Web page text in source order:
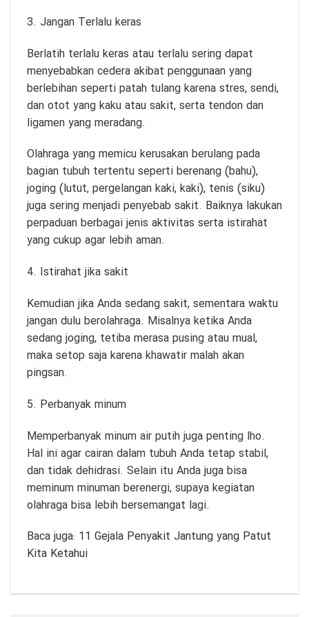
3. Jangan Terlalu keras
Berlatih terlalu keras atau terlalu sering dapat
menyebabkan cedera akibat penggunaan yang
berlebihan seperti patah tulang karena stres, sendi,
dan otot yang kaku atau sakit, serta tendon dan
ligamen yang meradang.
Olahraga yang memicu kerusakan berulang pada
bagian tubuh tertentu seperti berenang (bahu),
joging (lutut, pergelangan kaki, kaki), tenis (siku)
juga sering menjadi penyebab sakit. Baiknya lakukan
perpaduan berbagai jenis aktivitas serta istirahat
yang cukup agar lebih aman.
4. Istirahat jika sakit
Kemudian jika Anda sedang sakit, sementara waktu
jangan dulu berolahraga. Misalnya ketika Anda
sedang joging, tetiba merasa pusing atau mual,
maka setop saja karena khawatir malah akan
pingsan.
5. Perbanyak minum
Memperbanyak minum air putih juga penting lho.
Hal ini agar cairan dalam tubuh Anda tetap stabil,
dan tidak dehidrasi. Selain itu Anda juga bisa
meminum minuman berenergi, supaya kegiatan
olahraga bisa lebih bersemangat lagi.
Baca juga: 11 Gejala Penyakit Jantung yang Patut
Kita Ketahui